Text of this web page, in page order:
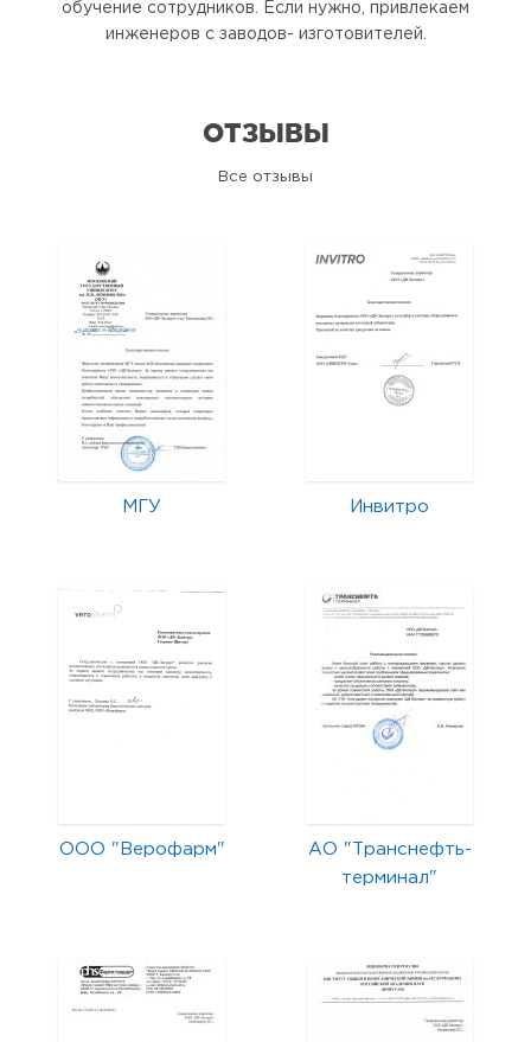
обучение сотрудников. Если нужно, привлекаем
инженеров с заводов- изготовителей.
ОТЗЫВЫ
Все отзывы
МГУ Инвитро
ООО "Верофарм"
АО "Транснефть-
терминал"